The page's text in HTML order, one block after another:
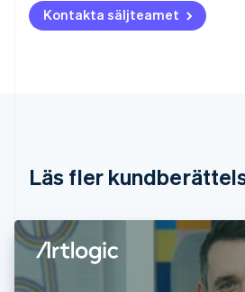
Kontakta säljteamet
Läs fler
Brasilien
PortuguêsEnglish
English
Finland
EnglishSvenska
Frankrike